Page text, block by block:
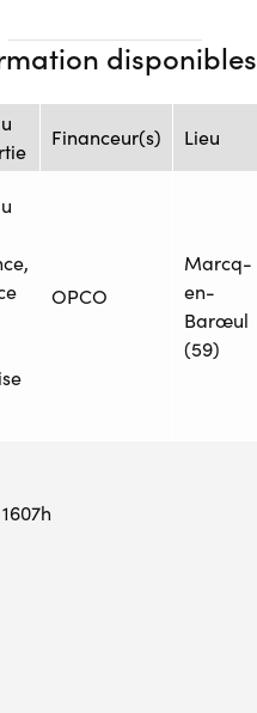
disponibles
Financeur(s) Lieu
OPCO
Marcq-
en-
Barœul
(59)
1607h